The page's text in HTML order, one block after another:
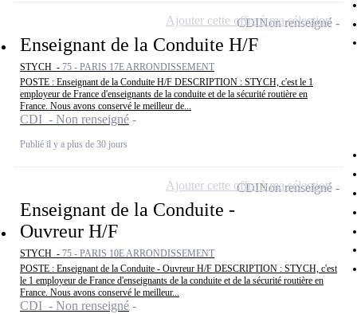
Enseignant de la Conduite H/F
STYCH - 75 - PARIS 17E ARRONDISSEMENT
POSTE : Enseignant de la Conduite H/F DESCRIPTION : STYCH, c'est le 1
employeur de France d'enseignants de la conduite et de la sécurité routière en
France. Nous avons conservé le meilleur de...
CDI - Non renseigné
Publié il y a plus de 30 jours
CDINon renseigné
Ajouter cette offre à ma sélection
Enseignant de la Conduite -
Ouvreur H/F
STYCH - 75 - PARIS 10E ARRONDISSEMENT
POSTE : Enseignant de la Conduite - Ouvreur H/F DESCRIPTION : STYCH, c'est
le 1 employeur de France d'enseignants de la conduite et de la sécurité routière en
France. Nous avons conservé le meilleur...
CDI - Non renseigné
CDINon renseigné
Ajouter cette offre à ma sélection